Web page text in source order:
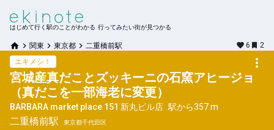
はじめて行く駅のことがわかる 行ってみたい街が見つかる
関東 東京都 二重橋前駅 6
2
エキメシ！
宮城産真だことズッキーニの石窯アヒージョ
（真だこを一部海老に変更）
BARBARA market place 151 新丸ビル店 駅から357 m
二重橋前駅
東京都千代田区